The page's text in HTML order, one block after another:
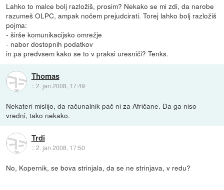
Lahko to malce bolj razložiš, prosim? Nekako se mi zdi, da narobe
razumeš OLPC, ampak nočem prejudcirati. Torej lahko bolj razložiš
pojma:
- širše komunikacijsko omrežje
- nabor dostopnih podatkov
in pa predvsem kako se to v praksi uresniči? Tenks.
Thomas
::2. jan 2008, 17:49
Nekateri mislijo, da računalnik pač ni za Afričane. Da ga niso
vredni, tako nekako.
Trdi
::2. jan 2008, 17:50
No, Kopernik, se bova strinjala, da se ne strinjava, v redu?